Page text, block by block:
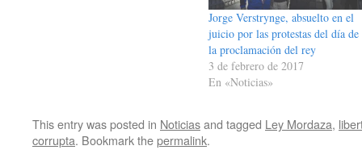
Jorge Verstrynge, absuelto en el
juicio por las protestas del día de
la proclamación del rey
3 de febrero de 2017
En «Noticias»
This entry was posted in Noticiasand tagged Ley Mordaza,
corrupta. Bookmark thepermalink.